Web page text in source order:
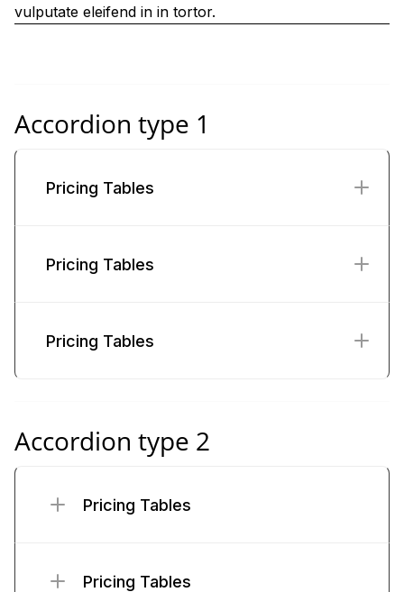
vulputate eleifend in in tortor.
Accordion type 1
Pricing Tables
Pricing Tables
Pricing Tables
Accordion type 2
Pricing Tables
Pricing Tables